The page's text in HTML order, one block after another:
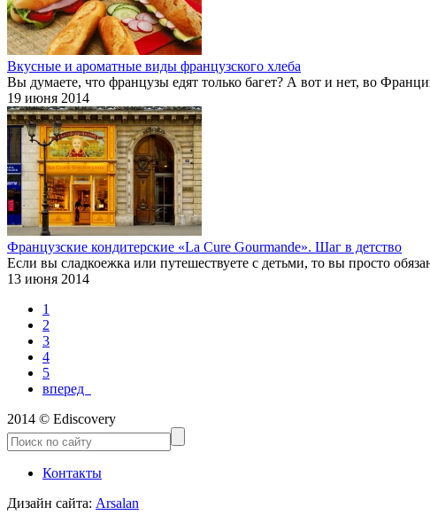
Вкусные и ароматные виды французского хлеба
Вы думаете, что французы едят только багет? А вот и нет, во
19 июня 2014
Французские кондитерские «La Cure Gourmande». Шаг в детство
Если вы сладкоежка или путешествуете с детьми, то вы просто
13 июня 2014
1
2
3
4
5
вперед
2014 © Ediscovery
Контакты
Дизайн сайта: Arsalan